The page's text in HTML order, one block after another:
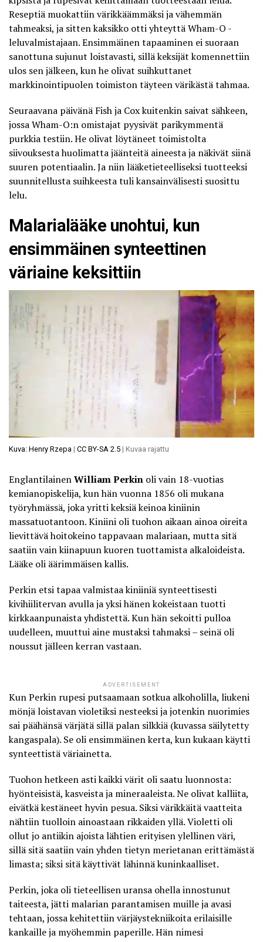
Reseptiä muokattiin värikkäämmäksi ja vähemmän
tahmeaksi, ja sitten kaksikko otti yhteyttä Wham-O -
leluvalmistajaan. Ensimmäinen tapaaminen ei suoraan
sanottuna sujunut loistavasti, sillä keksijät komennettiin
ulos sen jälkeen, kun he olivat suihkuttanet
markkinointipuolen toimiston täyteen värikästä tahmaa.
Seuraavana päivänä Fish ja Cox kuitenkin saivat sähkeen,
jossa Wham-O:n omistajat pyysivät parikymmentä
purkkia testiin. He olivat löytäneet toimistolta
siivouksesta huolimatta jäänteitä aineesta ja näkivät siinä
suuren potentiaalin. Ja niin lääketieteelliseksi tuotteeksi
suunnitellusta suihkeesta tuli kansainvälisesti suosittu
lelu.
Malarialääke unohtui, kun
ensimmäinen synteettinen
väriaine keksittiin
Kuva: Henry Rzepa | CC BY-SA 2.5 | Kuvaa rajattu
EnglantilainenWilliam Perkin oli vain 18-vuotias
kemianopiskelija, kun hän vuonna 1856 oli mukana
työryhmässä, joka yritti keksiä keinoa kiniinin
massatuotantoon. Kiniini oli tuohon aikaan ainoa oireita
lievittävä hoitokeino tappavaan malariaan, mutta sitä
saatiin vain kiinapuun kuoren tuottamista alkaloideista.
Lääke oli äärimmäisen kallis.
Perkin etsi tapaa valmistaa kiniiniä synteettisesti
kivihiilitervan avulla ja yksi hänen kokeistaan tuotti
kirkkaanpunaista yhdistettä. Kun hän sekoitti pulloa
uudelleen, muuttui aine mustaksi tahmaksi – seinä oli
noussut jälleen kerran vastaan.
ADVERTISEMENT
Kun Perkin rupesi putsaamaan sotkua alkoholilla, liukeni
mönjä loistavan violetiksi nesteeksi ja jotenkin nuorimies
sai päähänsä värjätä sillä palan silkkiä (kuvassa säilytetty
kangaspala). Se oli ensimmäinen kerta, kun kukaan käytti
synteettistä väriainetta.
Tuohon hetkeen asti kaikki värit oli saatu luonnosta:
hyönteisistä, kasveista ja mineraaleista. Ne olivat kalliita,
eivätkä kestäneet hyvin pesua. Siksi värikkäitä vaatteita
nähtiin tuolloin ainoastaan rikkaiden yllä. Violetti oli
ollut jo antiikin ajoista lähtien erityisen ylellinen väri,
sillä sitä saatiin vain yhden tietyn merietanan erittämästä
limasta; siksi sitä käyttivät lähinnä kuninkaalliset.
Perkin, joka oli tieteellisen uransa ohella innostunut
taiteesta, jätti malarian parantamisen muille ja avasi
tehtaan, jossa kehitettiin värjäystekniikoita erilaisille
kankaille ja myöhemmin paperille. Hän nimesi